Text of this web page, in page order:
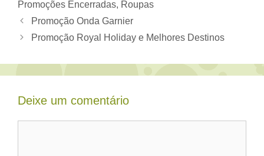
Promoções Encerradas, Roupas
Promoção Onda Garnier
Promoção Royal Holiday e Melhores Destinos
Deixe um comentário